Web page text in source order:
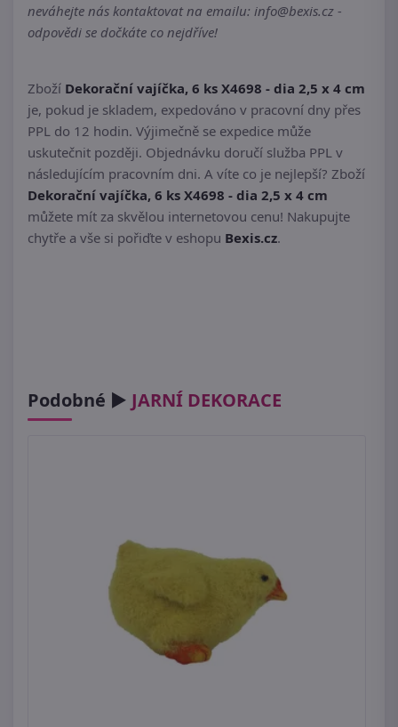
neváhejte nás kontaktovat na emailu: info@bexis.cz -
odpovědi se dočkáte co nejdříve!
Zboží Dekorační vajíčka, 6 ks X4698 - dia 2,5 x 4 cm
je, pokud je skladem, expedováno v pracovní dny přes
PPL do 12 hodin. Výjimečně se expedice může
uskutečnit později. Objednávku doručí služba PPL v
následujícím pracovním dni. A víte co je nejlepší? Zboží
Dekorační vajíčka, 6 ks X4698 - dia 2,5 x 4 cm
můžete mít za skvělou internetovou cenu! Nakupujte
chytře a vše si pořiďte v eshopu Bexis.cz.
Podobné ► JARNÍ DEKORACE